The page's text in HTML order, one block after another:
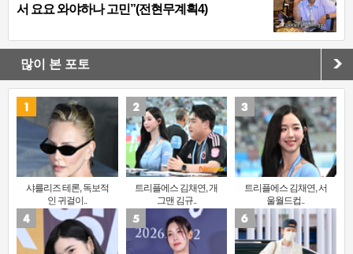
서 요요 와야하나 고민”(전현무계획4)
많이 본 포토
샤를리즈 테론, 독보적
인 귀걸이..
트리플에스 김채연, 개
그맨 김규..
트리플에스 김채연, 서
울월드컵..